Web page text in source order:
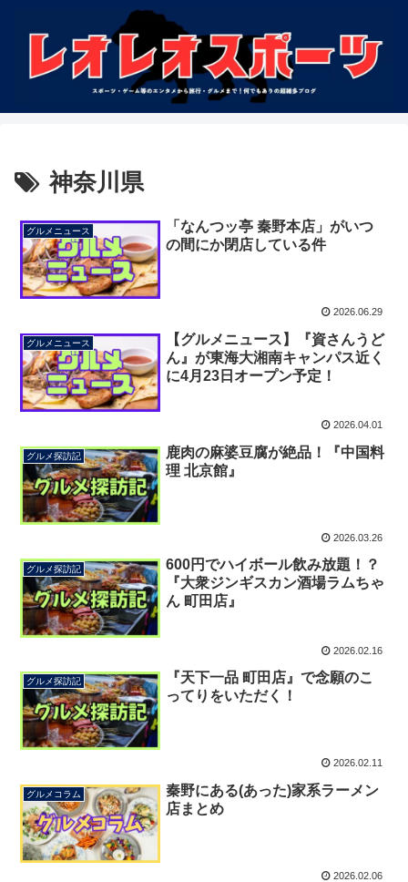
神奈川県
グルメニュース
「なんつッ亭 秦野本店」がいつ
の間にか閉店している件
2026.06.29
グルメニュース
【グルメニュース】『資さんうど
ん』が東海大湘南キャンパス近く
に4月23日オープン予定！
2026.04.01
グルメ探訪記
鹿肉の麻婆豆腐が絶品！『中国料
理 北京館』
2026.03.26
グルメ探訪記
600円でハイボール飲み放題！？
『大衆ジンギスカン酒場ラムちゃ
ん 町田店』
2026.02.16
グルメ探訪記
『天下一品 町田店』で念願のこ
ってりをいただく！
2026.02.11
グルメコラム
秦野にある(あった)家系ラーメン
店まとめ
2026.02.06